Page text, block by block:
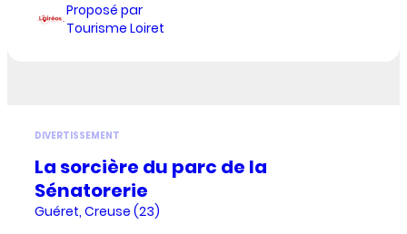
Proposé par
Tourisme Loiret
DIVERTISSEMENT
La sorcière du parc de la
Sénatorerie
Guéret, Creuse (23)